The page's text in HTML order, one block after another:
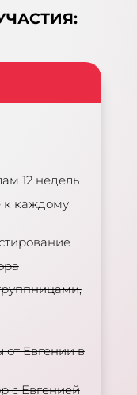
12 недель
к каждому
от Евгении в
с Евгенией